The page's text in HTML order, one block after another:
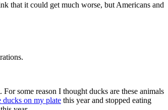
that it could get much worse, but Americans and
some reason I thought ducks are these animals
ducks on my plate this year and stopped eating